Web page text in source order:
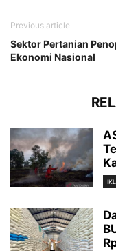
Previous article
Sektor Pertanian
Ekonomi Nasional